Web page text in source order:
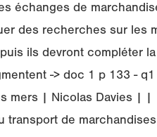
échanges de
des recherches sur les
ils devront compléter
-> doc 1 p 133 -
mers | Nicolas Davies |
transport de